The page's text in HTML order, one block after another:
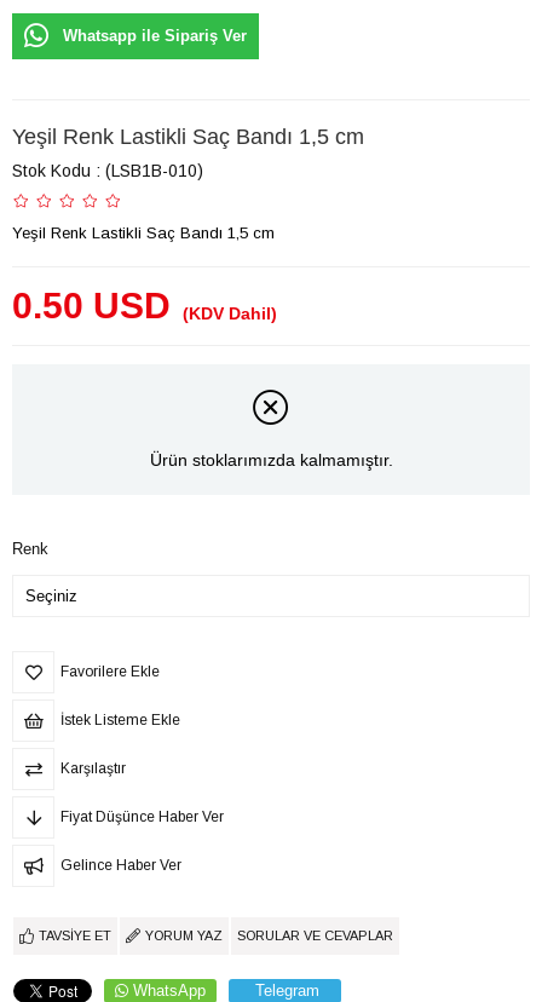
Whatsapp ile Sipariş Ver
Yeşil Renk Lastikli Saç Bandı 1,5 cm
Stok Kodu (LSB1B-010)
Yeşil Renk Lastikli Saç Bandı 1,5 cm
0.50 USD (KDV Dahil)
Ürün stoklarımızda kalmamıştır.
Renk
Favorilere Ekle
İstek Listeme Ekle
Karşılaştır
Fiyat Düşünce Haber Ver
Gelince Haber Ver
TAVSIYE ET YORUM YAZ SORULAR VE CEVAPLAR
WhatsApp Telegram